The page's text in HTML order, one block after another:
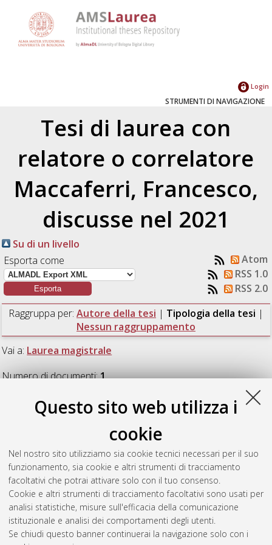
Questo sito web utilizza i
cookie
Nel nostro sito utilizziamo sia cookie tecnici necessari per il suo
funzionamento, sia cookie e altri strumenti di tracciamento
facoltativi che potrai attivare solo con il tuo consenso.
Cookie e altri strumenti di tracciamento facoltativi sono usati per
analisi statistiche, misure sull'efficacia della comunicazione
istituzionale e analisi dei comportamenti degli utenti.
Se chiudi questo banner continuerai la navigazione solo con i
Login
STRUMENTI DI NAVIGAZIONE
Tesi di laurea con
relatore o correlatore
Maccaferri, Francesco,
discusse nel 2021
Su di un livello
Esporta come
Atom
RSS 1.0
RSS 2.0
Raggruppa per: Autore della tesi | Tipologia della tesi |
Nessun raggruppamento
Vai a: Laurea magistrale
Numero di documenti:1.
Laurea magistrale
pathways and vent distribution in rifts from the early stages to
maturity.[Laurea magistrale], Università di Bologna, Corso di
Studio inFisica del sistema terra [LM-DM270]
Questa lista e' stata generata ilMon Aug 10 21:19:49 2026
CEST